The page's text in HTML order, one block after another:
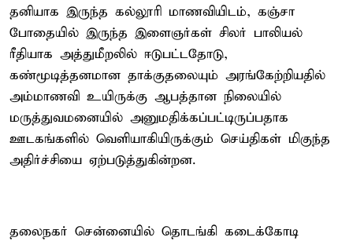
தனியாக இருந்த கல்லூரி மாணவியிடம், கஞ்சா
போதையில் இருந்த இளைஞர்கள் சிலர் பாலியல்
ரீதியாக அத்துமீறலில் ஈடுபட்டதோடு,
கண்மூடித்தனமான தாக்குதலையும் அரங்கேற்றியதில்
அம்மாணவி உயிருக்கு ஆபத்தான நிலையில்
மருத்துவமனையில் அனுமதிக்கப்பட்டிருப்பதாக
ஊடகங்களில் வெளியாகியிருக்கும் செய்திகள் மிகுந்த
அதிர்ச்சியை ஏற்படுத்துகின்றன.
தலைநகர் சென்னையில் தொடங்கி கடைக்கோடி